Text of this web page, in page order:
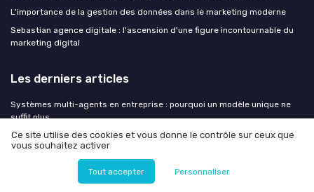
L'importance de la gestion des données dans le marketing moderne
Sebastian agence digitale : l'ascension d'une figure incontournable du
marketing digital
Les derniers articles
Systèmes multi-agents en entreprise : pourquoi un modèle unique ne
suffit plus
IA agentique et AI Act : le guide de conformité que les systèmes
autonomes rendent urgent
Ce site utilise des cookies et vous donne le contrôle sur ceux que
vous souhaitez activer
Tout accepter Personnaliser